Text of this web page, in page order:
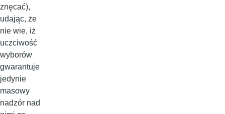
znęcać),
udając, że
nie wie, iż
uczciwość
wyborów
gwarantuje
jedynie
masowy
nadzór nad